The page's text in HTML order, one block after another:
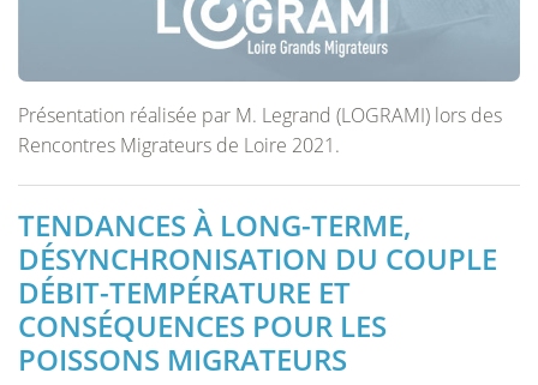
Présentation réalisée par M. Legrand (LOGRAMI) lors des
Rencontres Migrateurs de Loire 2021.
TENDANCES À LONG-TERME,
DÉSYNCHRONISATION DU COUPLE
DÉBIT-TEMPÉRATURE ET
CONSÉQUENCES POUR LES
POISSONS MIGRATEURS